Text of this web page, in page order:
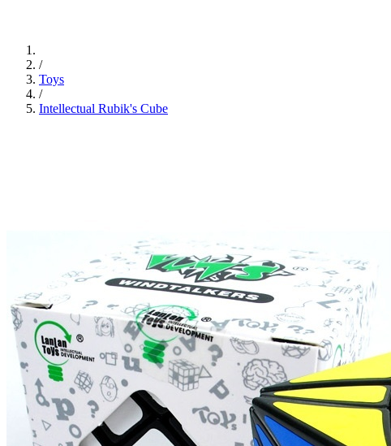
/
Toys
/
Intellectual Rubik's Cube